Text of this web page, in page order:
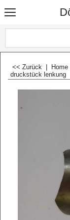
<< Zurück Home
druckstück lenkung